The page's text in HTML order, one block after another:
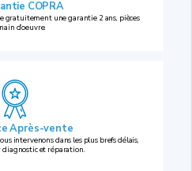
COPRA
gratuitement une garantie 2 ans, pièces
d’oeuvre.
Après-vente
intervenons dans les plus brefs délais,
et réparation.